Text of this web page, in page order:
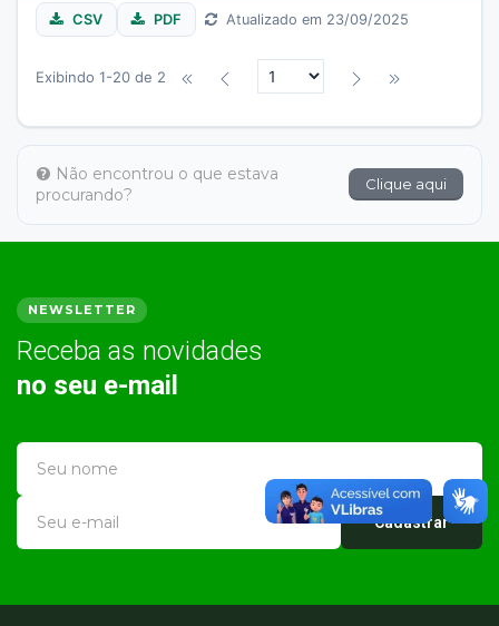
CSV PDF Atualizado em 23/09/2025
Exibindo 1-20 de 2
Não encontrou o que estava
procurando?
Clique aqui
NEWSLETTER
Receba as novidades
no seu e-mail
Cadastrar